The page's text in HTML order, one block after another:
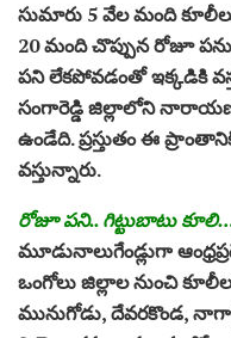
సుమారు 5 వేల మంది
20 మంది చొప్పున రోజూ
పని లేకపోవడంతో ఇక్కడికి
సంగారెడ్డి జిల్లాలోని
ఉండేది. ప్రస్తుతం ఈ
వస్తున్నారు.
రోజూ పని.. గిట్టుబాటు
మూడునాలుగేండ్లుగా
ఒంగోలు జిల్లాల నుంచి
మునుగోడు, దేవరకొండ,